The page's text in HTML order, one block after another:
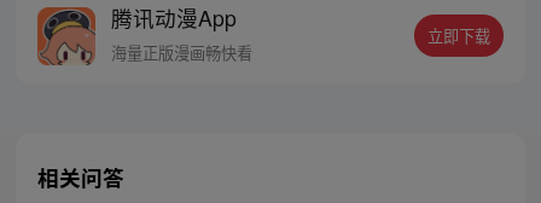
男悔恨的泪水，和贱女求而不得的痛苦呻
吟。”
腾讯动漫App
海量正版漫画畅快看
立即下载
相关问答